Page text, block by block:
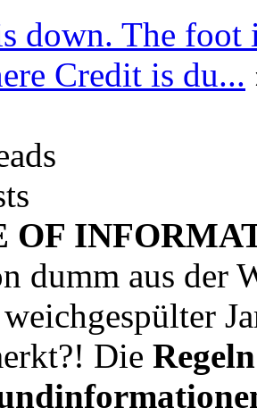
down. The foot
Credit is du...
OF
dumm aus der
Die Regeln